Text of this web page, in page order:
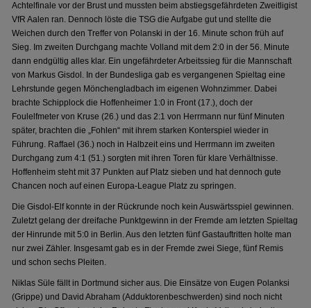
Achtelfinale vor der Brust und mussten beim abstiegsgefährdeten Zweitligist
VfR Aalen ran. Dennoch löste die TSG die Aufgabe gut und stellte die
Weichen durch den Treffer von Polanski in der 16. Minute schon früh auf
Sieg. Im zweiten Durchgang machte Volland mit dem 2:0 in der 56. Minute
dann endgültig alles klar. Ein ungefährdeter Arbeitssieg für die Mannschaft
von Markus Gisdol. In der Bundesliga gab es vergangenen Spieltag eine
Lehrstunde gegen Mönchengladbach im eigenen Wohnzimmer. Dabei
brachte Schipplock die Hoffenheimer 1:0 in Front (17.), doch der
Foulelfmeter von Kruse (26.) und das 2:1 von Herrmann nur fünf Minuten
später, brachten die „Fohlen“ mit ihrem starken Konterspiel wieder in
Führung. Raffael (36.) noch in Halbzeit eins und Herrmann im zweiten
Durchgang zum 4:1 (51.) sorgten mit ihren Toren für klare Verhältnisse.
Hoffenheim steht mit 37 Punkten auf Platz sieben und hat dennoch gute
Chancen noch auf einen Europa-League Platz zu springen.
Die Gisdol-Elf konnte in der Rückrunde noch kein Auswärtsspiel gewinnen.
Zuletzt gelang der dreifache Punktgewinn in der Fremde am letzten Spieltag
der Hinrunde mit 5:0 in Berlin. Aus den letzten fünf Gastauftritten holte man
nur zwei Zähler. Insgesamt gab es in der Fremde zwei Siege, fünf Remis
und schon sechs Pleiten.
Niklas Süle fällt in Dortmund sicher aus. Die Einsätze von Eugen Polanksi
(Grippe) und David Abraham (Adduktorenbeschwerden) sind noch nicht